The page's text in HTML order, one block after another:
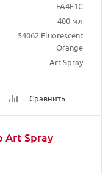
FA4E1C
400 мл
54062 Fluorescent
Orange
Art Spray
Сравнить
Art Spray